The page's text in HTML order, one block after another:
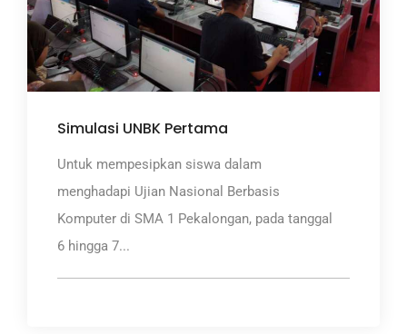
Simulasi UNBK Pertama
Untuk mempesipkan siswa dalam
menghadapi Ujian Nasional Berbasis
Komputer di SMA 1 Pekalongan, pada tanggal
6 hingga 7...